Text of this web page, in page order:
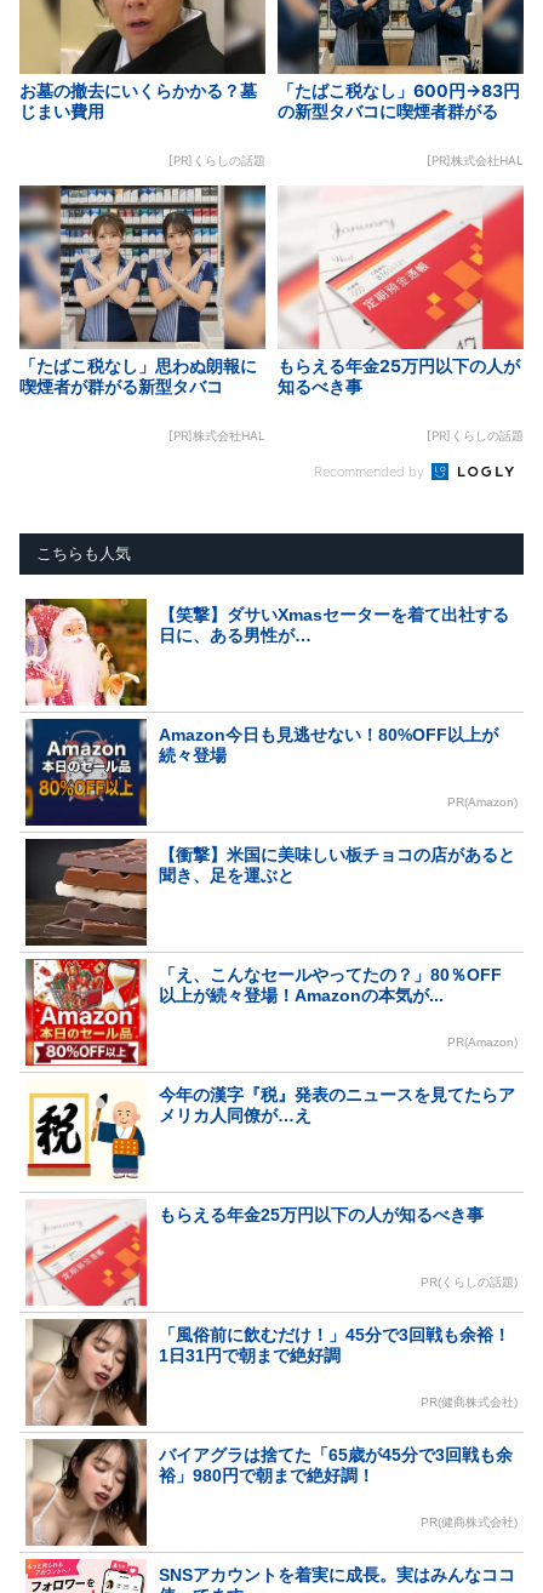
お墓の撤去にいくらかかる？墓
じまい費用
[PR]くらしの話題
「たばこ税なし」600円→83円
の新型タバコに喫煙者群がる
[PR]株式会社HAL
「たばこ税なし」思わぬ朗報に
喫煙者が群がる新型タバコ
[PR]株式会社HAL
もらえる年金25万円以下の人が
知るべき事
[PR]くらしの話題
Recommended by
こちらも人気
【笑撃】ダサいXmasセーターを着て出社する
日に、ある男性が…
Amazon今日も見逃せない！80%OFF以上が
続々登場
PR(Amazon)
【衝撃】米国に美味しい板チョコの店があると
聞き、足を運ぶと
「え、こんなセールやってたの？」80％OFF
以上が続々登場！Amazonの本気が...
PR(Amazon)
今年の漢字『税』発表のニュースを見てたらア
メリカ人同僚が…え
もらえる年金25万円以下の人が知るべき事
PR(くらしの話題)
「風俗前に飲むだけ！」45分で3回戦も余裕！
1日31円で朝まで絶好調
PR(健商株式会社)
バイアグラは捨てた「65歳が45分で3回戦も余
裕」980円で朝まで絶好調！
PR(健商株式会社)
SNSアカウントを着実に成長。実はみんなココ